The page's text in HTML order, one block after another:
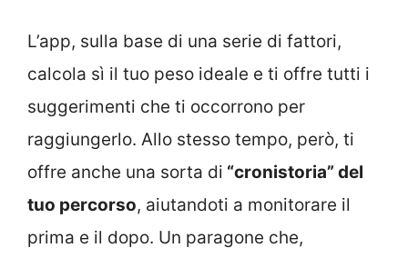
L’app, sulla base di una serie di fattori,
calcola sì il tuo peso ideale e ti offre tutti i
suggerimenti che ti occorrono per
raggiungerlo. Allo stesso tempo, però, ti
offre anche una sorta di “cronistoria” del
tuo percorso, aiutandoti a monitorare il
prima e il dopo. Un paragone che,